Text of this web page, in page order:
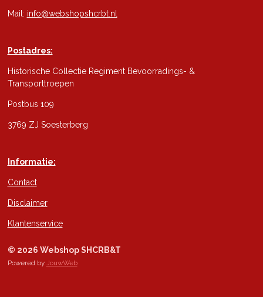
Mail: info@webshopshcrbt.nl
Postadres:
Historische Collectie Regiment Bevoorradings- &
Transporttroepen
Postbus 109
3769 ZJ Soesterberg
Informatie:
Contact
Disclaimer
Klantenservice
© 2026 Webshop SHCRB&T
Powered by JouwWeb